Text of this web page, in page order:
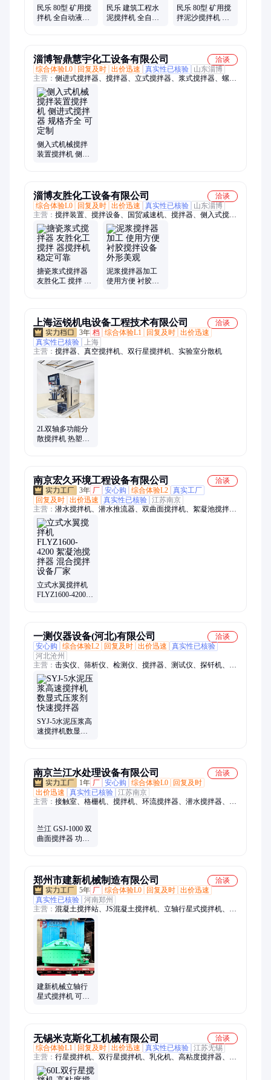
民乐 80型 矿用搅
拌机 全自动液压
民乐 建筑工程水
泥搅拌机 全自动
民乐 80型 矿用搅
拌泥沙搅拌机 全
淄博智鼎慧宇化工设备有限公司
洽谈
综合体验L0
回复及时 出价迅速 真实性已核验
山东淄博
主营： 侧进式搅拌器、搅拌器、立式搅拌器、浆式搅拌器、螺带
式搅拌器、搅拌器厂家
侧入式机械搅拌
装置搅拌机 侧进
淄博友胜化工设备有限公司
洽谈
综合体验L0
回复及时 出价迅速 真实性已核验
山东淄博
主营： 搅拌装置、搅拌设备、国贸减速机、搅拌器、侧入式搅拌
器、立式搅拌器、不锈钢搅拌器、框式搅拌器、推进式搅拌器、
桨式搅拌器、水处理搅拌器、发酵搅拌器、沥青搅拌器、钛材搅
拌器、搪瓷搅拌器、大型搅拌器、防腐搅拌器、四氟搅拌器、衬
胶搅拌器、衬塑搅拌器、哈式合金搅拌器、非标搅拌器、玻璃钢
搅拌器、螺带搅拌器、机械密封
搪瓷浆式搅拌器
友胜化工 搅拌 器
泥浆搅拌器加工
使用方便 衬胶搅
上海运锐机电设备工程技术有限公司
洽谈
3年 档 综合体验L1 回复及时 出价迅速
真实性已核验
上海
主营： 搅拌器、真空搅拌机、双行星搅拌机、实验室分散机
2L双轴多功能分
散搅拌机 热塑性
南京宏久环境工程设备有限公司
洽谈
3年 厂 安心购 综合体验L2 真实工厂
回复及时 出价迅速 真实性已核验 江苏南京
主营： 潜水搅拌机、潜水推流器、双曲面搅拌机、絮凝池搅拌
器、桨式搅拌机、框式搅拌机、立轴水翼搅拌机、立式环流搅拌
机、污泥回流泵、潜水离心曝气机、潜水射流曝气机、管道混合
器、回转式格栅、回转耙式格栅、中心传动刮泥机、中心垂架吸
泥机、周边传动刮泥机、周边传动桥式吸泥机、中心传动污泥浓
缩机、单管刮吸泥机、虹吸式吸泥机、旋转式滗水器、旋流沉砂
器、砂水分离器、无轴螺旋输送机、电动泥斗
立式水翼搅拌机
FLYZ1600-4200
一测仪器设备(河北)有限公司
洽谈
安心购
综合体验L2 回复及时 出价迅速
真实性已核验
河北沧州
主营： 击实仪、筛析仪、检测仪、搅拌器、测试仪、探钎机、集
装箱、试验机、测定仪、试验仪、阻力仪、振摆仪、大于40cm、
uv紫外线、防水材料、水泥浆体、石材耐磨、电线电缆、塑料哑
铃、水泥标准、砖石水泥、狄法尔磨、电动脱模、稳定度仪、压
力泌水、胶砂流动
SYJ-5水泥压浆高
速搅拌机数显式
南京兰江水处理设备有限公司
洽谈
1年 厂 安心购 综合体验L0
回复及时
出价迅速
真实性已核验 江苏南京
主营： 接触室、格栅机、搅拌机、环流搅拌器、潜水搅拌器、气
升泵站、预制泵站、一体化气机、一体式泵站、粉碎性格栅、沉
淀一体机、低速推流器、格栅破碎机、格栅除污机、潜水推流
兰江 GSJ-1000 双
曲面搅拌器 功率
郑州市建新机械制造有限公司
洽谈
5年 厂 综合体验L0 回复及时 出价迅速
真实性已核验 河南郑州
主营： 混凝土搅拌站、JS混凝土搅拌机、立轴行星式搅拌机、稳
定土拌和站、干粉砂浆设备、移动式搅拌站、免基础搅拌站、特
殊材料混合设备
建新机械立轴行
星式搅拌机 可搅
无锡米克斯化工机械有限公司
洽谈
综合体验L1
回复及时 出价迅速 真实性已核验 江苏无锡
主营： 行星搅拌机、双行星搅拌机、乳化机、高粘度搅拌器、真
空乳化机、均质乳化机